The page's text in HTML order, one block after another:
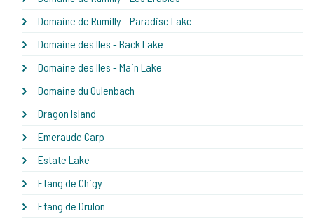
Domaine de Rumilly - Paradise Lake
Domaine des Iles - Back Lake
Domaine des Iles - Main Lake
Domaine du Oulenbach
Dragon Island
Emeraude Carp
Estate Lake
Etang de Chigy
Etang de Drulon